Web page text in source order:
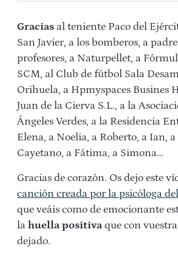
Gracias al teniente Paco del
San Javier, a los bomberos, a
profesores, a Naturpellet, a
SCM, al Club de fútbol Sala
Orihuela, a Hpmyspaces Busines
Juan de la Cierva S.L., a la
Ángeles Verdes, a la Residencia
Elena, a Noelia, a Roberto, a Ian,
Cayetano, a Fátima, a Simona…
Gracias de corazón. Os dejo este
canción creada por la psicóloga
que veáis como de emocionante
la huella positiva que con
dejado.